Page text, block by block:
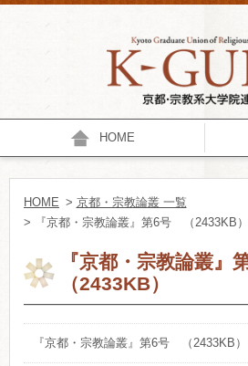
HOME
HOME > 京都・宗教論叢 一覧
> 『京都・宗教論叢』第6号 （2433KB）
『京都・宗教論叢』
（2433KB）
『京都・宗教論叢』第6号 （2433KB）